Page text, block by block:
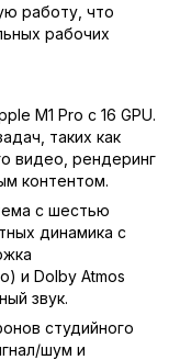
работу, что
рабочих
M1 Pro с 16 GPU.
таких как
видео, рендеринг
контентом.
с шестью
динамика с
и Dolby Atmos
звук.
студийного
шум и